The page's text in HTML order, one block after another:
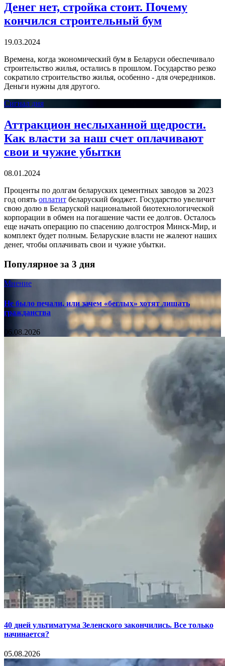
Денег нет, стройка стоит. Почему
кончился строительный бум
19.03.2024
Времена, когда экономический бум в Беларуси обеспечивало
строительство жилья, остались в прошлом. Государство резко
сократило строительство жилья, особенно - для очередников.
Деньги нужны для другого.
Сигнал дня
Аттракцион неслыханной щедрости.
Как власти за наш счет оплачивают
свои и чужие убытки
08.01.2024
Проценты по долгам беларуских цементных заводов за 2023
год опять оплатит беларуский бюджет. Государство увеличит
свою долю в Беларуской национальной биотехнологической
корпорации в обмен на погашение части ее долгов. Осталось
еще начать операцию по спасению долгостроя Минск-Мир, и
комплект будет полным. Беларуские власти не жалеют наших
денег, чтобы оплачивать свои и чужие убытки.
Популярное за 3 дня
Мнение
Не было печали, или зачем «беглых» хотят лишать
гражданства
06.08.2026
40 дней ультиматума Зеленского закончились. Все только
начинается?
05.08.2026